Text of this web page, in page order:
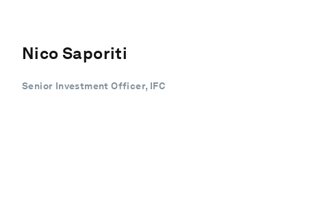
Nico Saporiti
Senior Investment Officer, IFC